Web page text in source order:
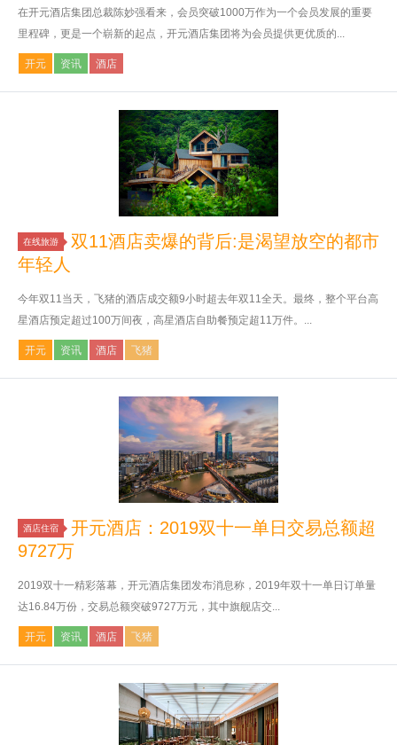
在开元酒店集团总裁陈妙强看来，会员突破1000万作为一个会员发展的重要
里程碑，更是一个崭新的起点，开元酒店集团将为会员提供更优质的...
开元 资讯 酒店
在线旅游
双11酒店卖爆的背后:是渴望放空的都市
年轻人
今年双11当天，飞猪的酒店成交额9小时超去年双11全天。最终，整个平台高
星酒店预定超过100万间夜，高星酒店自助餐预定超11万件。...
开元 资讯 酒店 飞猪
酒店住宿
开元酒店：2019双十一单日交易总额超
9727万
2019双十一精彩落幕，开元酒店集团发布消息称，2019年双十一单日订单量
达16.84万份，交易总额突破9727万元，其中旗舰店交...
开元 资讯 酒店 飞猪